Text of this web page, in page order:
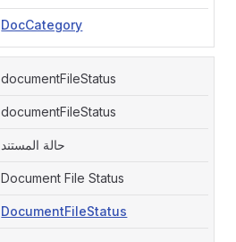
DocCategory
documentFileStatus
documentFileStatus
حالة المستند
Document File Status
DocumentFileStatus